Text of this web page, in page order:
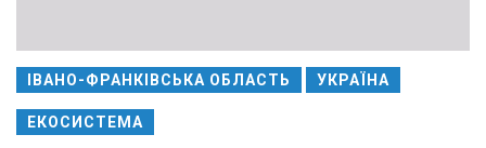
ІВАНО-ФРАНКІВСЬКА ОБЛАСТЬ УКРАЇНА
ЕКОСИСТЕМА